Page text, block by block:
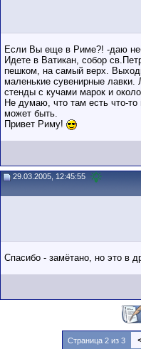
Если Вы еще в Риме?! -даю
Идете в Ватикан, собор
пешком, на самый верх.
маленькие сувенирные
стенды с кучами марок и
Не думаю, что там есть что-
может быть.
Привет Риму!
29.03.2005, 12:45:55
Спасибо - замётано, но это в
Страница 2 из 3